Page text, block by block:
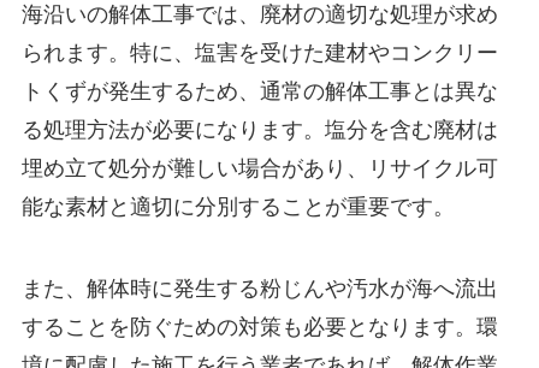
海沿いの解体工事では、廃材の適切な処理が求め
られます。特に、塩害を受けた建材やコンクリー
トくずが発生するため、通常の解体工事とは異な
る処理方法が必要になります。塩分を含む廃材は
埋め立て処分が難しい場合があり、リサイクル可
能な素材と適切に分別することが重要です。
また、解体時に発生する粉じんや汚水が海へ流出
することを防ぐための対策も必要となります。環